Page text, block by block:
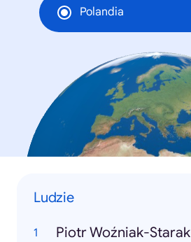
Polandia
Ludzie
Piotr Woźniak-Starak